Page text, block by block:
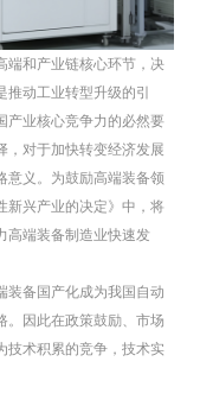
端和产业链核心环节，决
推动工业转型升级的引
产业核心竞争力的必然要
，对于加快转变经济发展
意义。为鼓励高端装备领
新兴产业的决定》中，将
高端装备制造业快速发
装备国产化成为我国自动
。因此在政策鼓励、市场
技术积累的竞争，技术实